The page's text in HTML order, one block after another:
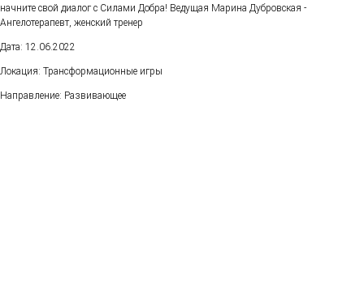
начните свой диалог с Силами Добра! Ведущая Марина Дубровская -
Ангелотерапевт, женский тренер
Дата: 12.06.2022
Локация: Трансформационные игры
Направление: Развивающее